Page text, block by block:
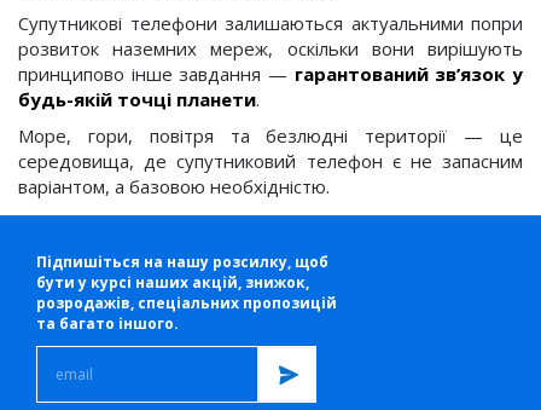
Супутникові телефони залишаються актуальними попри
розвиток наземних мереж, оскільки вони вирішують
принципово інше завдання — гарантований зв’язок у
будь-якій точці планети.
Море, гори, повітря та безлюдні території — це
середовища, де супутниковий телефон є не запасним
варіантом, а базовою необхідністю.
Підпишіться на нашу розсилку, щоб
бути у курсі наших акцій, знижок,
розродажів, спеціальних пропозицій
та багато іншого.